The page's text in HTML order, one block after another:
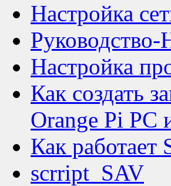
Настройка
Настройка
Как создать
Orange Pi PC
Как работает
scrript_SAV